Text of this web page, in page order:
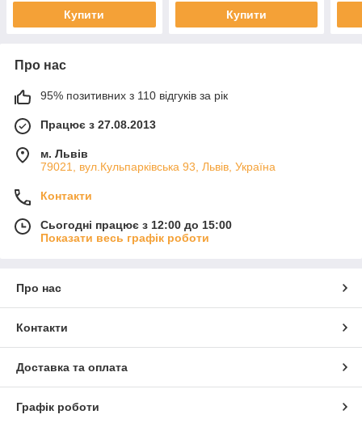
Купити Купити
Про нас
95% позитивних з 110 відгуків за рік
Працює з 27.08.2013
м. Львів
79021, вул.Кульпарківська 93, Львів, Україна
Контакти
Сьогодні працює з 12:00 до 15:00
Показати весь графік роботи
Про нас
Контакти
Доставка та оплата
Графік роботи